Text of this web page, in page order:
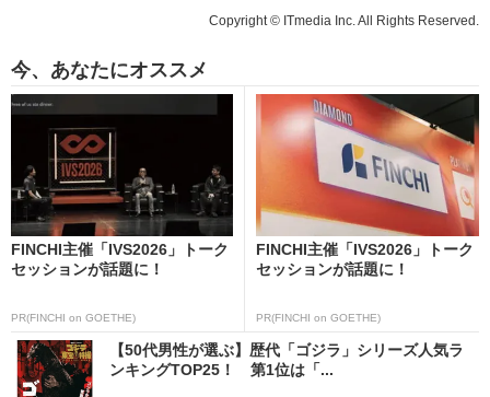
Copyright © ITmedia Inc. All Rights Reserved.
今、あなたにオススメ
FINCHI主催「IVS2026」トーク
セッションが話題に！
PR(FINCHI on GOETHE)
FINCHI主催「IVS2026」トーク
セッションが話題に！
PR(FINCHI on GOETHE)
【50代男性が選ぶ】歴代「ゴジラ」シリーズ人気ラ
ンキングTOP25！ 第1位は「...